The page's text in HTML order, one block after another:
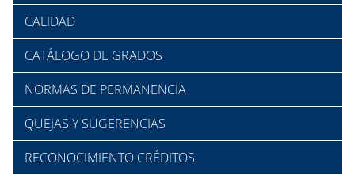
CALIDAD
CATÁLOGO DE GRADOS
NORMAS DE PERMANENCIA
QUEJAS Y SUGERENCIAS
RECONOCIMIENTO CRÉDITOS